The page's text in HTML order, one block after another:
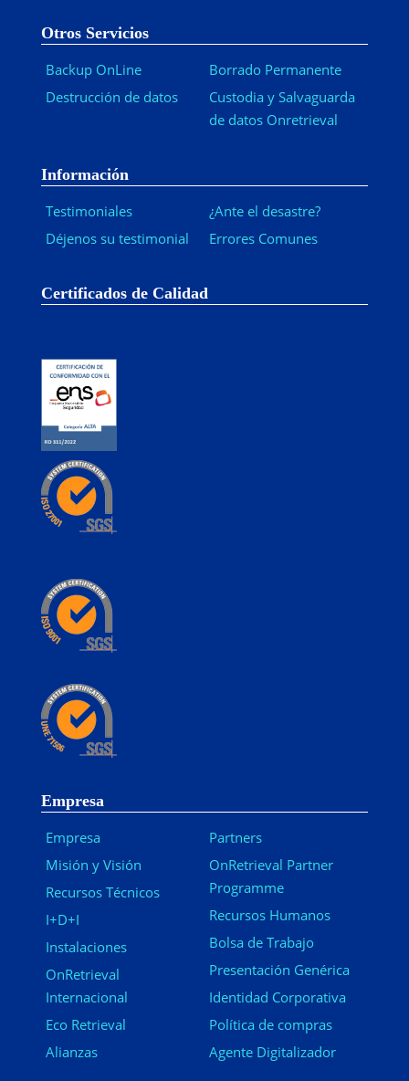
Otros Servicios
Backup OnLine
Destrucción de datos
Borrado Permanente
Custodia y Salvaguarda
de datos Onretrieval
Información
Testimoniales
Déjenos su testimonial
¿Ante el desastre?
Errores Comunes
Certificados de Calidad
Empresa
Empresa
Misión y Visión
Recursos Técnicos
I+D+I
Instalaciones
OnRetrieval
Internacional
Eco Retrieval
Alianzas
Partners
OnRetrieval Partner
Programme
Recursos Humanos
Bolsa de Trabajo
Presentación Genérica
Identidad Corporativa
Política de compras
Agente Digitalizador